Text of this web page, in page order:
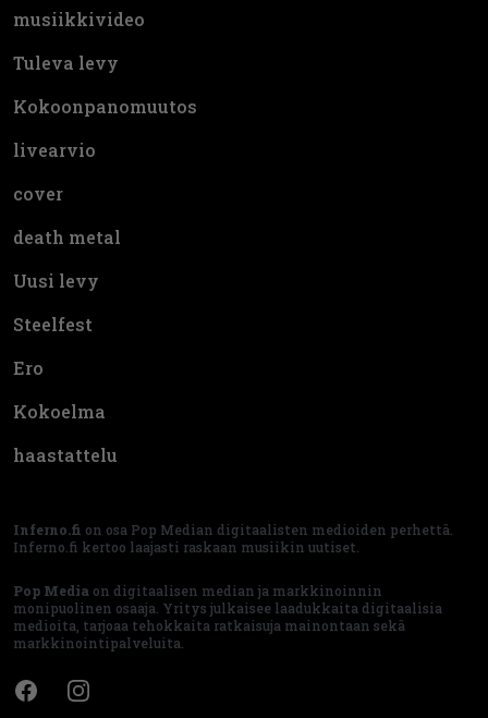
musiikkivideo
Tuleva levy
Kokoonpanomuutos
livearvio
cover
death metal
Uusi levy
Steelfest
Ero
Kokoelma
haastattelu
Inferno.fi on osa Pop Median digitaalisten medioiden perhettä.
Inferno.fi kertoo laajasti raskaan musiikin uutiset.
Pop Media on digitaalisen median ja markkinoinnin
monipuolinen osaaja. Yritys julkaisee laadukkaita digitaalisia
medioita, tarjoaa tehokkaita ratkaisuja mainontaan sekä
markkinointipalveluita.
FacebookInstagram